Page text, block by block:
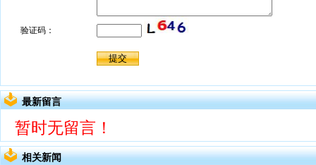
最新留言
暂时无留言！
相关新闻